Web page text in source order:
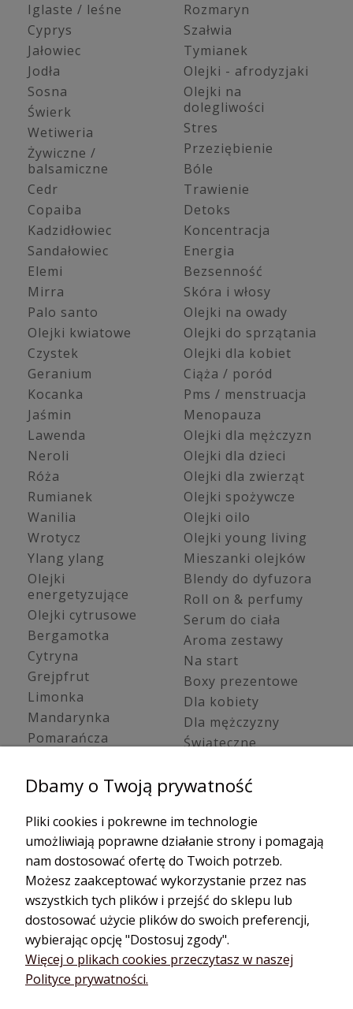
Iglaste / leśne
Cyprys
Jałowiec
Jodła
Sosna
Świerk
Wetiweria
Żywiczne /
balsamiczne
Cedr
Copaiba
Kadzidłowiec
Sandałowiec
Elemi
Mirra
Palo santo
Olejki kwiatowe
Czystek
Geranium
Kocanka
Jaśmin
Lawenda
Neroli
Róża
Rumianek
Wanilia
Wrotycz
Ylang ylang
Olejki
energetyzujące
Olejki cytrusowe
Bergamotka
Cytryna
Grejpfrut
Limonka
Mandarynka
Pomarańcza
Olejki ziołowe /
korzenne
Bazylia
Cynamon
Estragon
Gałka muszkatołowa
Golteria
Goździk
Imbir
Kardamon
Kmin
Rozmaryn
Szałwia
Tymianek
Olejki - afrodyzjaki
Olejki na
dolegliwości
Stres
Przeziębienie
Bóle
Trawienie
Detoks
Koncentracja
Energia
Bezsenność
Skóra i włosy
Olejki na owady
Olejki do sprzątania
Olejki dla kobiet
Ciąża / poród
Pms / menstruacja
Menopauza
Olejki dla mężczyzn
Olejki dla dzieci
Olejki dla zwierząt
Olejki spożywcze
Olejki oilo
Olejki young living
Mieszanki olejków
Blendy do dyfuzora
Roll on & perfumy
Serum do ciała
Aroma zestawy
Na start
Boxy prezentowe
Dla kobiety
Dla mężczyzny
Świąteczne
Oleje kosmetyczne
Hydrolaty
Dyfuzory do
aromaterapii
Dyfuzory
samochodowe
Aroma biżuteria
Dyfuzory przenośne
Dyfuzory na kabel
Dbamy o Twoją prywatność
Pliki cookies i pokrewne im technologie
umożliwiają poprawne działanie strony i pomagają
nam dostosować ofertę do Twoich potrzeb.
Możesz zaakceptować wykorzystanie przez nas
wszystkich tych plików i przejść do sklepu lub
dostosować użycie plików do swoich preferencji,
wybierając opcję "Dostosuj zgody".
Więcej o plikach cookies przeczytasz w naszej
Polityce prywatności.